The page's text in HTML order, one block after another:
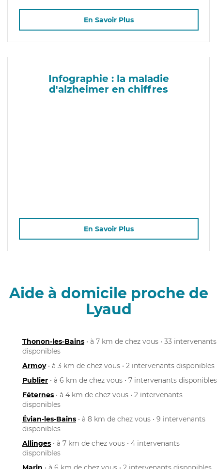
En Savoir Plus
Infographie : la maladie
d'alzheimer en chiffres
En Savoir Plus
Aide à domicile proche de
Lyaud
Thonon-les-Bains • à 7 km de chez vous • 33 intervenants
disponibles
Armoy• à 3 km de chez vous • 2 intervenants disponibles
Publier • à 6 km de chez vous • 7 intervenants disponibles
Féternes • à 4 km de chez vous • 2 intervenants
disponibles
Évian-les-Bains • à 8 km de chez vous • 9 intervenants
disponibles
Allinges • à 7 km de chez vous • 4 intervenants
disponibles